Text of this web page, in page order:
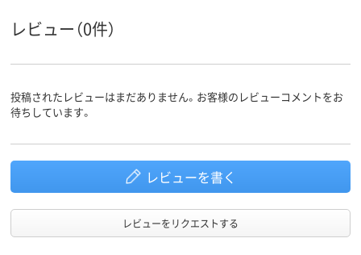
レビュー（0件）
投稿されたレビューはまだありません。お客様のレビューコメントをお
待ちしています。
レビューを書く
レビューをリクエストする